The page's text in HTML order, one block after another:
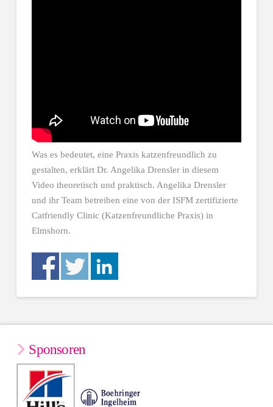
Was es bedeutet, eine Praxis katzenfreundlich zu
gestalten, erklärt Dr. Angelika Drensler in diesem
Video theoretisch und praktisch. Angelika Drensler
und ihr Team betreiben eine von der ISFM zertifizierte
Catfriendly Clinic (Katzenfreundliche Praxis) in
Elmshorn.
Sponsoren